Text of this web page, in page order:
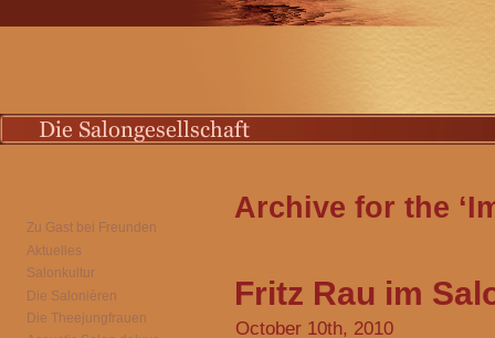
Zu Gast bei Freunden
Aktuelles
Salonkultur
Die Salonièren
Die Theejungfrauen
Archive for the
Fritz Rau im
October 10th, 2010